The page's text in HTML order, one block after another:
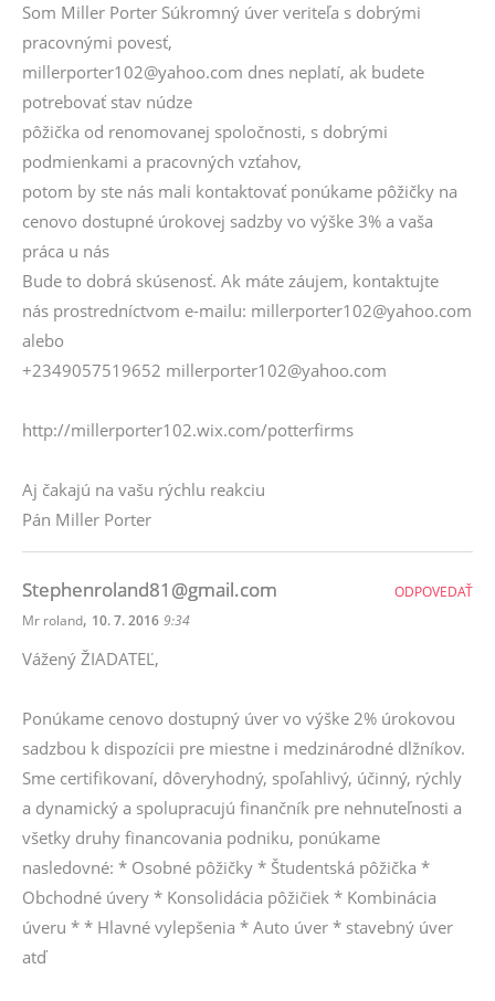
Som Miller Porter Súkromný úver veriteľa s dobrými
pracovnými povesť,
millerporter102@yahoo.com dnes neplatí, ak budete
potrebovať stav núdze
pôžička od renomovanej spoločnosti, s dobrými
podmienkami a pracovných vzťahov,
potom by ste nás mali kontaktovať ponúkame pôžičky na
cenovo dostupné úrokovej sadzby vo výške 3% a vaša
práca u nás
Bude to dobrá skúsenosť. Ak máte záujem, kontaktujte
nás prostredníctvom e-mailu: millerporter102@yahoo.com
alebo
+2349057519652 millerporter102@yahoo.com
http://millerporter102.wix.com/potterfirms
Aj čakajú na vašu rýchlu reakciu
Pán Miller Porter
Stephenroland81@gmail.com
Mr roland, 10. 7. 2016 9:34
Vážený ŽIADATEĽ,
Ponúkame cenovo dostupný úver vo výške 2% úrokovou
sadzbou k dispozícii pre miestne i medzinárodné dlžníkov.
Sme certifikovaní, dôveryhodný, spoľahlivý, účinný, rýchly
a dynamický a spolupracujú finančník pre nehnuteľnosti a
všetky druhy financovania podniku, ponúkame
nasledovné: * Osobné pôžičky * Študentská pôžička *
Obchodné úvery * Konsolidácia pôžičiek * Kombinácia
úveru * * Hlavné vylepšenia * Auto úver * stavebný úver
atď
ODPOVEDAŤ